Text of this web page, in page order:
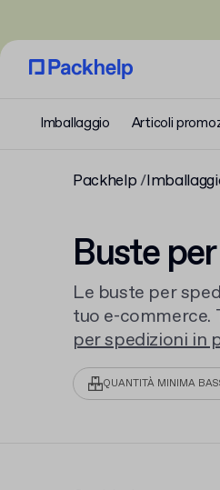
Imballaggio Articoli
Packhelp
Buste
Le buste per
tuo e-
per spedizioni in
spedizioniper gli
QUANTITÀ MINIMA